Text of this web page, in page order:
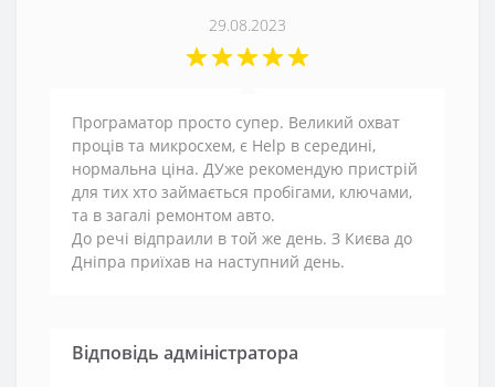
29.08.2023
Програматор просто супер. Великий охват
проців та микросхем, є Help в середині,
нормальна ціна. ДУже рекомендую пристрій
для тих хто займається пробігами, ключами,
та в загалі ремонтом авто.
До речі відпраили в той же день. З Києва до
Дніпра приїхав на наступний день.
Відповідь адміністратора